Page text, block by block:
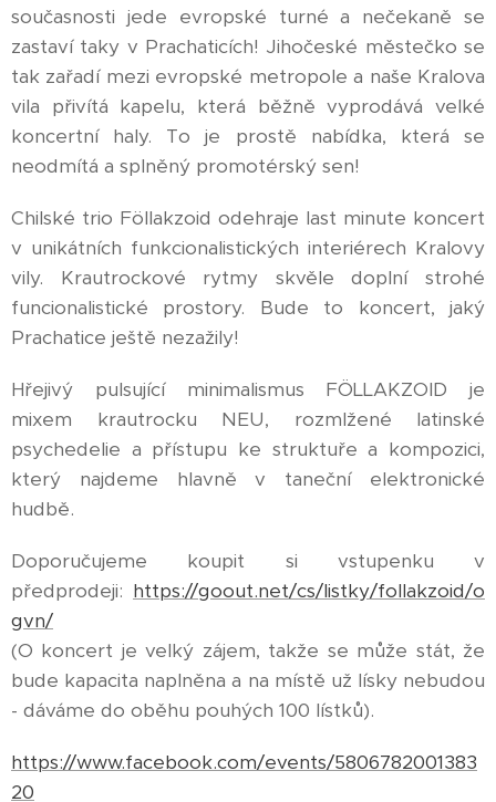
současnosti jede evropské turné a nečekaně se
zastaví taky v Prachaticích! Jihočeské městečko se
tak zařadí mezi evropské metropole a naše Kralova
vila přivítá kapelu, která běžně vyprodává velké
koncertní haly. To je prostě nabídka, která se
neodmítá a splněný promotérský sen!
Chilské trio Föllakzoid odehraje last minute koncert
v unikátních funkcionalistických interiérech Kralovy
vily. Krautrockové rytmy skvěle doplní strohé
funcionalistické prostory. Bude to koncert, jaký
Prachatice ještě nezažily!
Hřejivý pulsující minimalismus FÖLLAKZOID je
mixem krautrocku NEU, rozmlžené latinské
psychedelie a přístupu ke struktuře a kompozici,
který najdeme hlavně v taneční elektronické
hudbě.
Doporučujeme koupit si vstupenku v
předprodeji: https://goout.net/cs/listky/follakzoid/o
gvn/
(O koncert je velký zájem, takže se může stát, že
bude kapacita naplněna a na místě už lísky nebudou
- dáváme do oběhu pouhých 100 lístků).
https://www.facebook.com/events/5806782001383
20